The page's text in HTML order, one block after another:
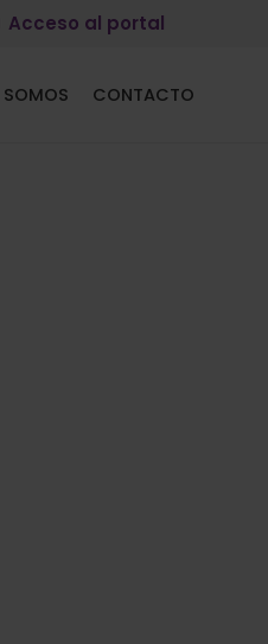
Acceso al portal
SOMOS CONTACTO